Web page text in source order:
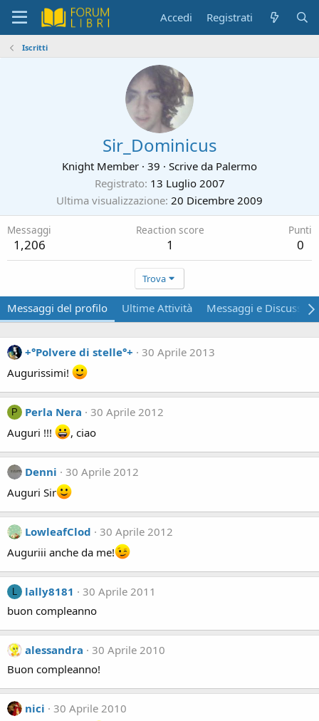
Accedi Registrati
Iscritti
Sir_Dominicus
Knight Member · 39 · Scrive da Palermo
Registrato 13 Luglio 2007
Ultima visualizzazione 20 Dicembre 2009
Messaggi
1,206
Reaction score
1
Punti
0
Trova
Messaggi del profilo Ultime Attività Messaggi e
+°Polvere di stelle°+
30 Aprile 2013
Augurissimi!
P Perla Nera
30 Aprile 2012
Auguri !!!
, ciao
Denni
30 Aprile 2012
Auguri Sir
LowleafClod
30 Aprile 2012
Auguriii anche da me!
L lally8181
30 Aprile 2011
buon compleanno
alessandra
30 Aprile 2010
Buon compleanno!
nici
30 Aprile 2010